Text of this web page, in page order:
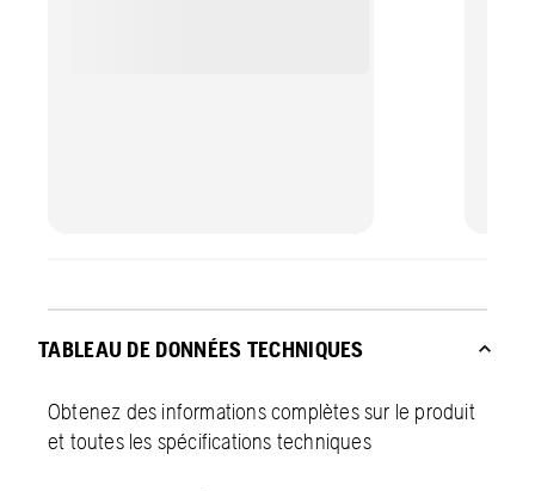
TABLEAU DE DONNÉES TECHNIQUES
Obtenez des informations complètes sur le produit
et toutes les spécifications techniques